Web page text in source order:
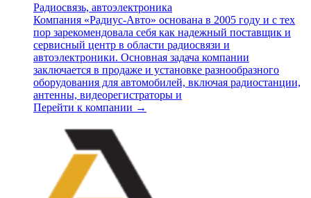
Радиосвязь, автоэлектроника
Компания «Радиус-Авто» основана в 2005 году и с тех
пор зарекомендовала себя как надежный поставщик и
сервисный центр в области радиосвязи и
автоэлектроники. Основная задача компании
заключается в продаже и установке разнообразного
оборудования для автомобилей, включая радиостанции,
антенны, видеорегистраторы и
Перейти к компании →